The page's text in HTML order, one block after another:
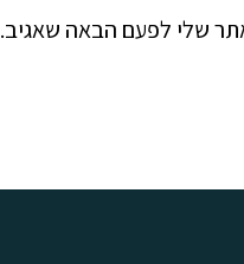
שלי לפעם הבאה שאגיב.